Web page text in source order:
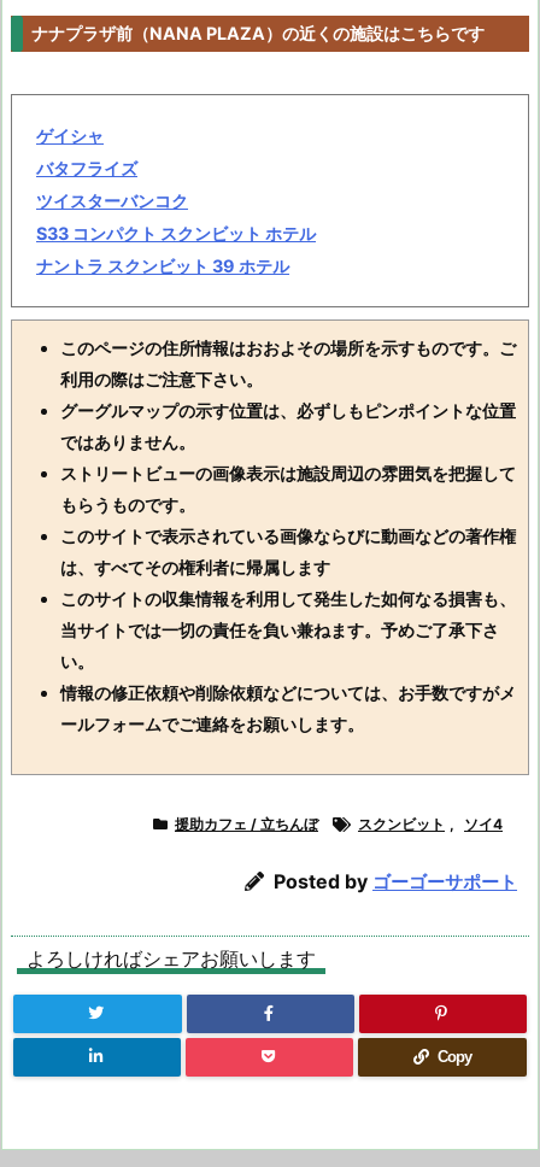
ナナプラザ前（NANA PLAZA）の近くの施設はこちらです
ゲイシャ
バタフライズ
ツイスターバンコク
S33 コンパクト スクンビット ホテル
ナントラ スクンビット 39 ホテル
このページの住所情報はおおよその場所を示すものです。ご
利用の際はご注意下さい。
グーグルマップの示す位置は、必ずしもピンポイントな位置
ではありません。
ストリートビューの画像表示は施設周辺の雰囲気を把握して
もらうものです。
このサイトで表示されている画像ならびに動画などの著作権
は、すべてその権利者に帰属します
このサイトの収集情報を利用して発生した如何なる損害も、
当サイトでは一切の責任を負い兼ねます。予めご了承下さ
い。
情報の修正依頼や削除依頼などについては、お手数ですがメ
ールフォームでご連絡をお願いします。
援助カフェ / 立ちんぼ スクンビット , ソイ4
Posted by ゴーゴーサポート
よろしければシェアお願いします
Copy